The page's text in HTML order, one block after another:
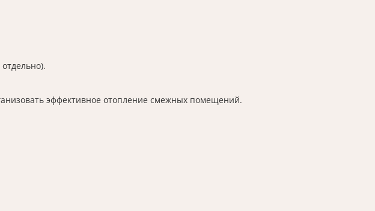
эффективное отопление смежных помещений.